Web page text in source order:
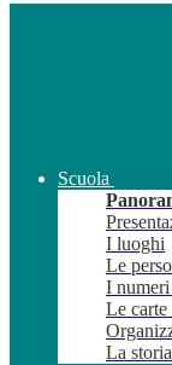
Scuola
I luoghi
Le
I numeri
Le carte
La storia